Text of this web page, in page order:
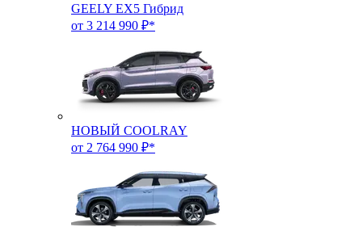
GEELY EX5 Гибрид
от 3 214 990 ₽*
НОВЫЙ COOLRAY
от 2 764 990 ₽*